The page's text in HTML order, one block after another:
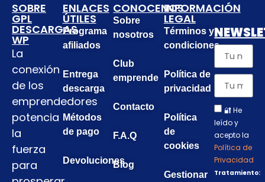
SOBRE
GPL
DESCARGAS
WP
La
conexión
de los
emprendedores
potencia
la
fuerza
para
ENLACES
ÚTILES
Programa
afiliados
Entrega
descarga
Métodos
de pago
Devoluciones
CONOCENOS
Sobre
nosotros
Club
emprende
Contacto
F.A.Q
Blog
INFORMACIÓN
LEGAL
Términos y
condiciones
Política de
privacidad
Política
de
cookies
Gestionar
🔐 He
leído y
acepto la
Política de
Privacidad
Tratamiento: